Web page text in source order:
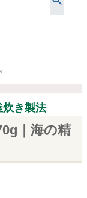
炊き製法
｜海の精